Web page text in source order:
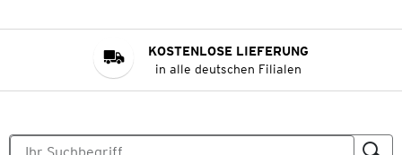
KOSTENLOSE LIEFERUNG
in alle deutschen Filialen